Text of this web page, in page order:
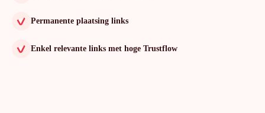
Permanente plaatsing links
Enkel relevante links met hoge Trustflow